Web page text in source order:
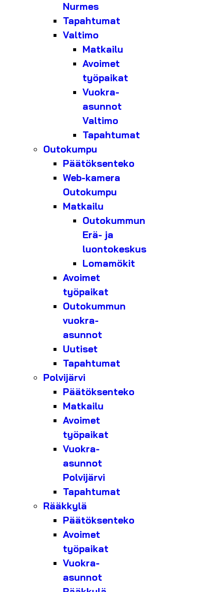
Nurmes
Tapahtumat
Valtimo
Matkailu
Avoimet
työpaikat
Vuokra-
asunnot
Valtimo
Tapahtumat
Outokumpu
Päätöksenteko
Web-kamera
Outokumpu
Matkailu
Outokummun
Erä- ja
luontokeskus
Lomamökit
Avoimet
työpaikat
Outokummun
vuokra-
asunnot
Uutiset
Tapahtumat
Polvijärvi
Päätöksenteko
Matkailu
Avoimet
työpaikat
Vuokra-
asunnot
Polvijärvi
Tapahtumat
Rääkkylä
Päätöksenteko
Avoimet
työpaikat
Vuokra-
asunnot